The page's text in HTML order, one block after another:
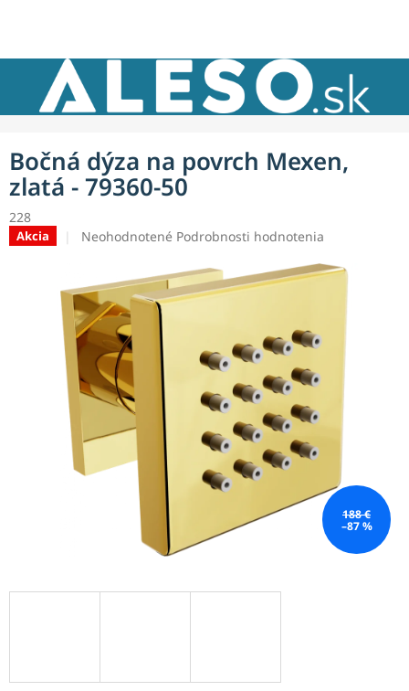
Bočná dýza na povrch Mexen,
zlatá - 79360-50
228
Akcia
Priemerné
je
0,0
z
5
hviezdičiek.
Neohodnotené Podrobnosti hodnotenia
188 €
–87 %